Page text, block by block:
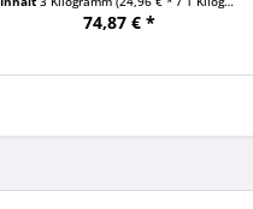
74,87 € *